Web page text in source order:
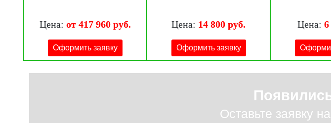
Цена: от 417 960 руб.
Оформить заявку
Цена: 14 800 руб.
Оформить заявку
Цена: 6
Оставьте заявку